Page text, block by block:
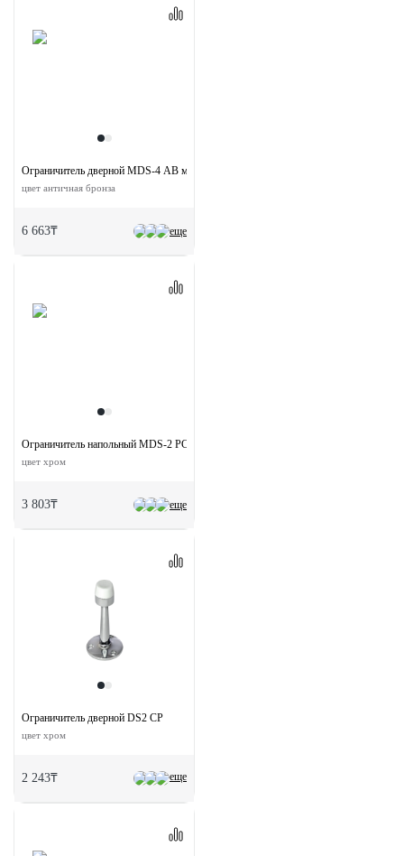
еще
Ограничитель дверной MDS-4 AB магнитный
цвет античная бронза
6 663₸
еще
Ограничитель напольный MDS-2 PC магнитный
цвет хром
3 803₸
еще
Ограничитель дверной DS2 CP
цвет хром
2 243₸